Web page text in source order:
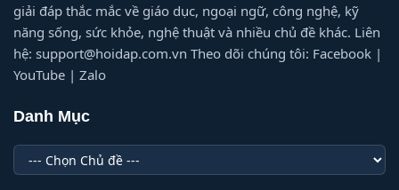
giải đáp thắc mắc về giáo dục, ngoại ngữ, công nghệ, kỹ
năng sống, sức khỏe, nghệ thuật và nhiều chủ đề khác. Liên
hệ: support@hoidap.com.vn Theo dõi chúng tôi: Facebook |
YouTube | Zalo
Danh Mục
Danh
Mục